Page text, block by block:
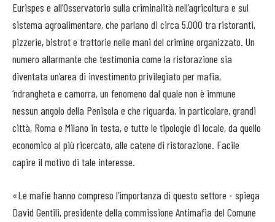
Eurispes e all’Osservatorio sulla criminalità nell’agricoltura e sul
sistema agroalimentare, che parlano di circa 5.000 tra ristoranti,
pizzerie, bistrot e trattorie nelle mani del crimine organizzato. Un
numero allarmante che testimonia come la ristorazione sia
diventata un’area di investimento privilegiato per mafia,
‘ndrangheta e camorra, un fenomeno dal quale non è immune
nessun angolo della Penisola e che riguarda, in particolare, grandi
città, Roma e Milano in testa, e tutte le tipologie di locale, da quello
economico al più ricercato, alle catene di ristorazione. Facile
capire il motivo di tale interesse.
«Le mafie hanno compreso l’importanza di questo settore - spiega
David Gentili, presidente della commissione Antimafia del Comune